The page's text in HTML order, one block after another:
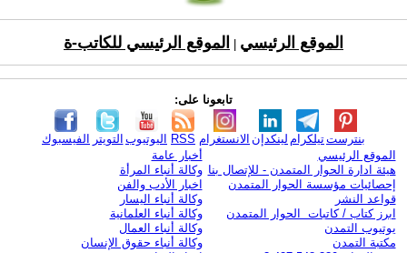
الموقع الرئيسي الموقع الرئيسي للكاتب-ة
تابعونا على:
الفيسبوك التويتر اليوتيوب RSS الانستغرام لينكدإن تيلكرامبنترست
الموقع الرئيسي
هيئة ادارة الحوار المتمدن - للإتصال بنا
إحصائيات مؤسسة الحوار المتمدن
قواعد النشر
ابرز كتاب / كاتبات الحوار المتمدن
يوتيوب التمدن
مكتبة التمدن
أخبار عامة
وكالة أنباء المرأة
اخبار الأدب والفن
وكالة أنباء اليسار
وكالة أنباء العلمانية
وكالة أنباء العمال
وكالة أنباء حقوق الإنسان